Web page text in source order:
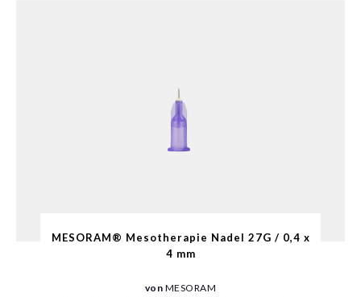
MESORAM® Mesotherapie Nadel 27G / 0,4 x
4 mm
von MESORAM